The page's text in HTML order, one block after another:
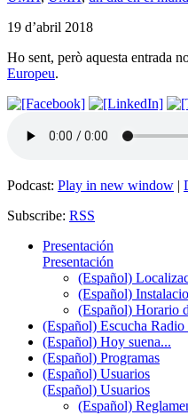
19 d’abril 2018
Ho sent, però aquesta entrada
Europeu.
Podcast: Play in new window |
Subscribe: RSS
Presentación
Presentación
(Español)
(Español)
(Español) Horario
(Español) Escucha
(Español) Hoy suena...
(Español) Programas
(Español) Usuarios
(Español) Usuarios
(Español)